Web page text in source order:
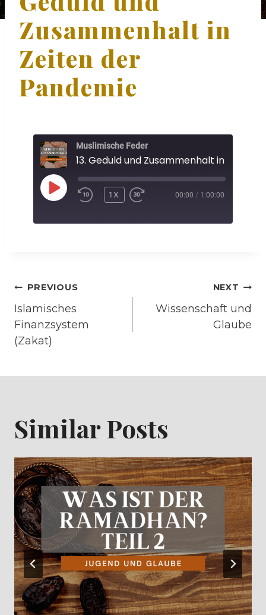
Zusammenhalt in
Zeiten der
Pandemie
Muslimische Feder
P
S
O
1X 00:00 / 1:00:00
Post
navigation
PREVIOUS
Islamisches
Finanzsystem
(Zakat)
NEXT
Wissenschaft und
Glaube
Similar Posts